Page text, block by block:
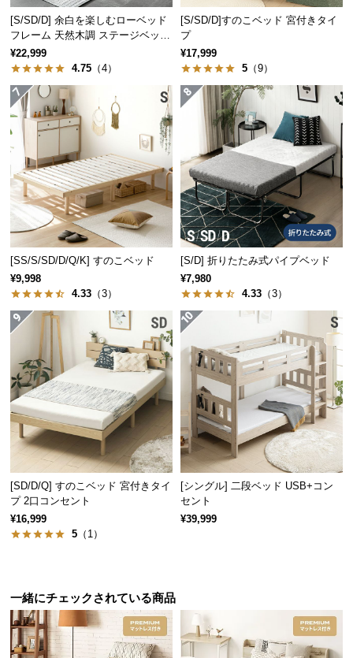
ス
に
い
搬
入
路
に
つ
い
て
返
品・
キ
ン
セ
ル
に
つ
い
保
証
に
て
会
員
[S/SD/D] 余白を楽しむローベッド
フレーム 天然木調 ステージベッド
2口コンセントタイプ
¥22,999
4.75 （4）
[S/SD/D]すのこベッド 宮付きタイ
プ
¥17,999
5 （9）
[SS/S/SD/D/Q/K] すのこベッド
¥9,998
4.33 （3）
[S/D] 折りたたみ式パイプベッド
¥7,980
4.33 （3）
[SD/D/Q] すのこベッド 宮付きタイ
プ 2口コンセント
¥16,999
5 （1）
[シングル] 二段ベッド USB+コン
セント
¥39,999
一緒にチェックされている商品